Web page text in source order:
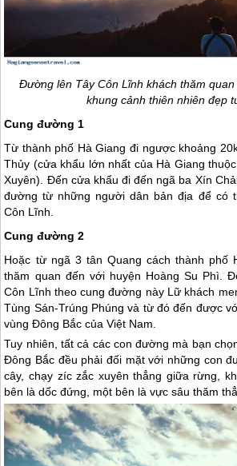
Đường lên Tây Côn Lĩnh khách thăm
khung cảnh thiên nhiên đẹp
Cung đường 1
Từ thành phố Hà Giang đi ngược khoảng
Thủy (cửa khẩu lớn nhất của Hà Giang
Xuyên). Đến cửa khẩu đi đến ngã ba Xín
đường từ những người dân bản địa để có
Côn Lĩnh.
Cung đường 2
Hoặc từ ngã 3 tân Quang cách thành phố
thăm quan đến với huyện Hoàng Su Phì.
Côn Lĩnh theo cung đường này Lữ khách
Tùng Sán-Trúng Phúng và từ đó đến được
vùng Đông Bắc của Việt Nam.
Tuy nhiên, tất cả các con đường mà bạn
Đông Bắc đều phải đối mặt với những con
cây, chạy zíc zắc xuyên thẳng giữa rừng,
bên là dốc đứng, một bên là vực sâu thăm